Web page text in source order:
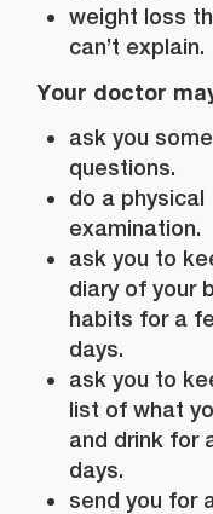
weight loss
can’t explain.
Your doctor
ask you some
questions.
do a physical
examination.
ask you to
diary of your
habits for a
days.
ask you to
list of what
and drink for
days.
send you for